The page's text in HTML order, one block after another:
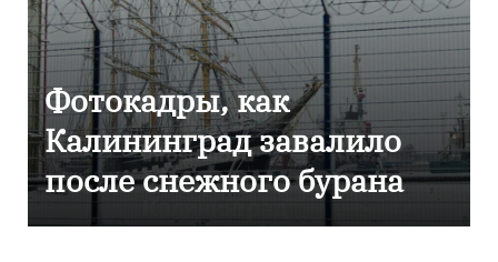
Фоторепортаж как в
Калининграде
эвакуировали ТЦ из-за
сообщения о